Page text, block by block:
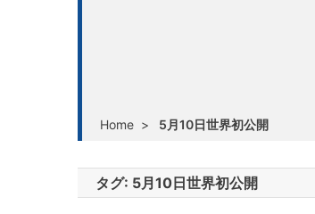
Home > 5月10日世界初公開
タグ: 5月10日世界初公開